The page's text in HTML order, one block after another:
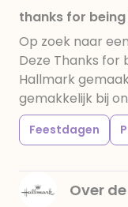
thanks for
Op zoek naar
Deze Thanks for
Hallmark
gemakkelijk bij
Feestdagen
Over